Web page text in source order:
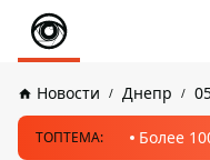
Новости Днепр
ТОПТЕМА: Более